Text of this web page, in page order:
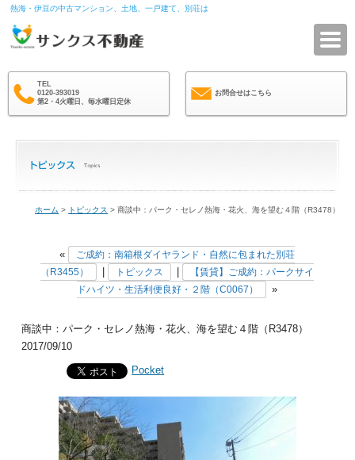
熱海・伊豆の中古マンション、土地、一戸建て、別荘は
TEL
0120-393019
第2・4火曜日、毎水曜日定休
お問合せはこちら
ホーム > トピックス > 商談中：パーク・セレノ熱海・花火、海を望む４階（R3478）
«
ご成約：南箱根ダイヤランド・自然に包まれた別荘
（R3455）
トピックス
【賃貸】ご成約：パークサイ
ドハイツ・生活利便良好・２階（C0067）
»
商談中：パーク・セレノ熱海・花火、海を望む４階（R3478）
2017/09/10
Pocket